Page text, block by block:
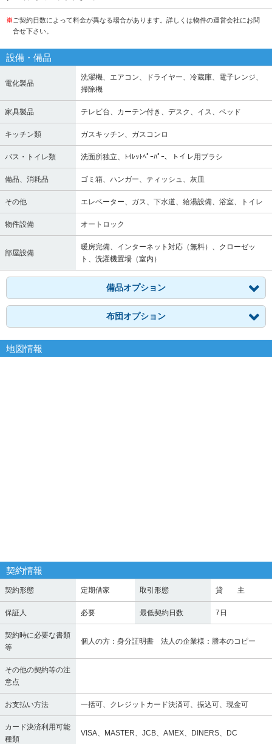
※ ご契約日数によって料金が異なる場合があります。詳しくは物件の運営会社にお問
合せ下さい。
設備・備品
電化製品
洗濯機、エアコン、ドライヤー、冷蔵庫、電子レンジ、
掃除機
家具製品 テレビ台、カーテン付き、デスク、イス、ベッド
キッチン類 ガスキッチン、ガスコンロ
バス・トイレ類 洗面所独立、ﾄｲﾚｯﾄﾍﾟｰﾊﾟｰ、トイレ用ブラシ
備品、消耗品 ゴミ箱、ハンガー、ティッシュ、灰皿
その他 エレベーター、ガス、下水道、給湯設備、浴室、トイレ
物件設備 オートロック
部屋設備
暖房完備、インターネット対応（無料）、クローゼッ
ト、洗濯機置場（室内）
備品オプション
布団オプション
地図情報
契約情報
契約形態 定期借家 取引形態 貸 主
保証人 必要 最低契約日数 7日
契約時に必要な書類
等
個人の方：身分証明書 法人の企業様：謄本のコピー
その他の契約等の注
意点
お支払い方法 一括可、クレジットカード決済可、振込可、現金可
カード決済利用可能
種類
VISA、MASTER、JCB、AMEX、DINERS、DC